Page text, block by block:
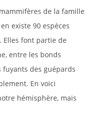
de la famille
existe 90 espèces
font partie de
entre les bonds
fuyants des guépards
En voici
hémisphère, mais